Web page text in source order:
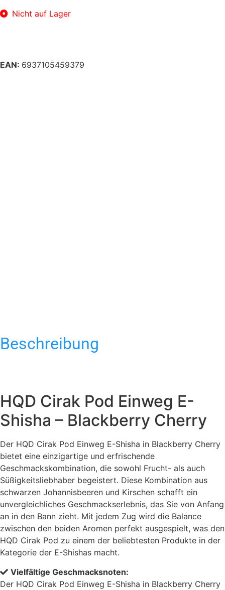
Nicht auf Lager
EAN: 6937105459379
Beschreibung
HQD Cirak Pod Einweg E-
Shisha – Blackberry Cherry
Der HQD Cirak Pod Einweg E-Shisha in Blackberry Cherry
bietet eine einzigartige und erfrischende
Geschmackskombination, die sowohl Frucht- als auch
Süßigkeitsliebhaber begeistert. Diese Kombination aus
schwarzen Johannisbeeren und Kirschen schafft ein
unvergleichliches Geschmackserlebnis, das Sie von Anfang
an in den Bann zieht. Mit jedem Zug wird die Balance
zwischen den beiden Aromen perfekt ausgespielt, was den
HQD Cirak Pod zu einem der beliebtesten Produkte in der
Kategorie der E-Shishas macht.
Vielfältige Geschmacksnoten:
Der HQD Cirak Pod Einweg E-Shisha in Blackberry Cherry